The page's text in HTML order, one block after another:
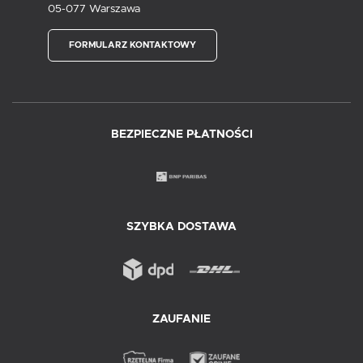
05-077 Warszawa
FORMULARZ KONTAKTOWY
BEZPIECZNE PŁATNOŚCI
SZYBKA DOSTAWA
ZAUFANIE